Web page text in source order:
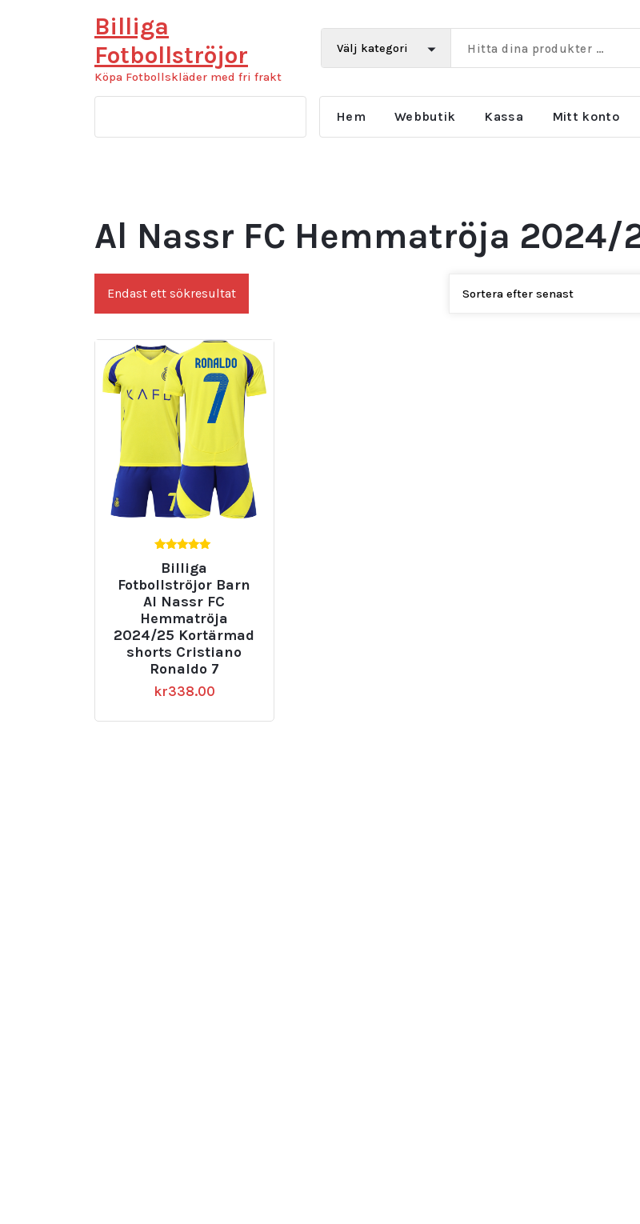
Billiga
Fotbollströjor
Köpa Fotbollskläder med fri frakt
Hem Webbutik Kassa Mitt konto
Al Nassr FC Hemmatröja 2024/
Endast ett sökresultat
av 5
Billiga
Fotbollströjor Barn
Al Nassr FC
Hemmatröja
2024/25 Kortärmad
shorts Cristiano
Ronaldo 7
kr338.00